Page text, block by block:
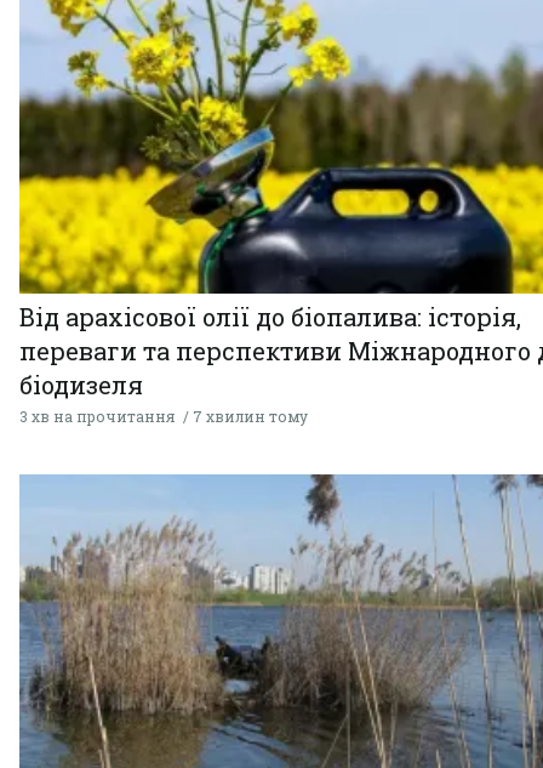
Від арахісової олії до біопалива: історія,
переваги та перспективи Міжнародного
біодизеля
3 хв на прочитання 7 хвилин тому